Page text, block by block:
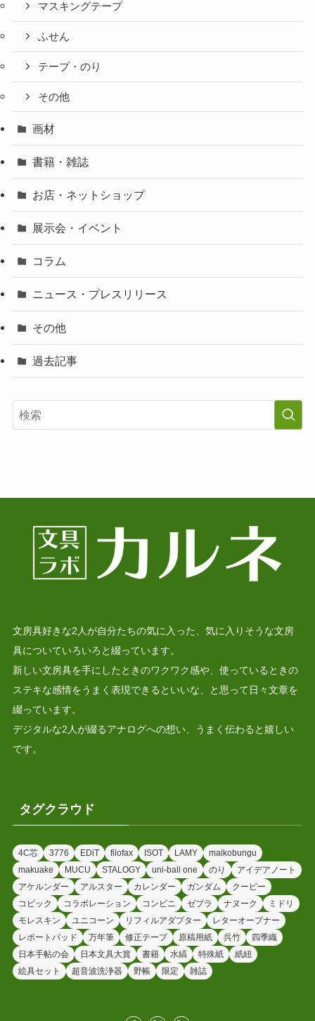
マスキングテープ
ふせん
テープ・のり
その他
画材
書籍・雑誌
お店・ネットショップ
展示会・イベント
コラム
ニュース・プレスリリース
その他
過去記事
文房具好きな2人が自分たちの気に入った、気に入りそうな文房
具についていろいろと綴っています。
新しい文房具を手にしたときのワクワク感や、使っているときの
ステキな感情をうまく表現できるといいな、と思って日々文章を
綴っています。
デジタルな2人が綴るアナログへの想い、うまく伝わると嬉しい
です。
タグクラウド
4C芯 3776 EDiT filofax ISOT LAMY
maikobungu
makuake
MUCU STALOGY uni-ball one のり
アイデアノート
アケルンダー
アルスター カレンダー ガンダム
クーピー
コピック
コラボレーション コンビニ ゼブラ ナヌーク
ミドリ
モレスキン
ユニコーン リフィルアダプター
レターオープナー
レポートパッド
万年筆 修正テープ 原稿用紙 呉竹
四季織
日本手帖の会
日本文具大賞 書籍 水縞 特殊紙
紙紐
絵具セット
超音波洗浄器 野帳 限定 雑誌